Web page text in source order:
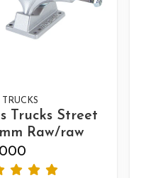
TRUCKS
Trucks Street
Raw/raw